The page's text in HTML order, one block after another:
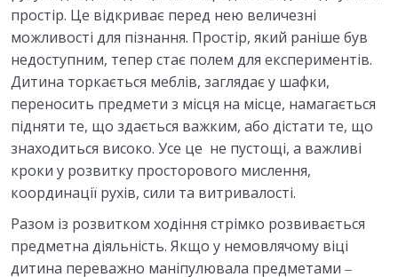
6.ПСИХІЧНИЙ РОЗВИТОК ДИТИНИ
РАННЬОГО ВІКУ
Відео: лекція «Психічний розвиток дитини
раннього віку»
00:00
Текст: лекція «Психічний розвиток дитини
раннього віку»
Відео: «Інтерактивні вправи»
Матеріали для самостійного вивчення
Практичні завдання до теми
простір. Це відкриває перед нею величезні
можливості для пізнання. Простір, який раніше був
недоступним, тепер стає полем для експериментів.
Дитина торкається меблів, заглядає у шафки,
переносить предмети з місця на місце, намагається
підняти те, що здається важким, або дістати те, що
знаходиться високо. Усе це не пустощі, а важливі
кроки у розвитку просторового мислення,
координації рухів, сили та витривалості.
Разом із розвитком ходіння стрімко розвивається
предметна діяльність. Якщо у немовлячому віці
дитина переважно маніпулювала предметами ‒